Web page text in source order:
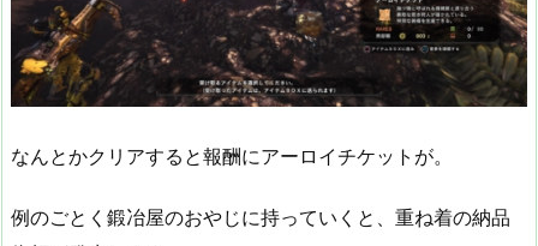
なんとかクリアすると報酬にアーロイチケットが。
例のごとく鍛冶屋のおやじに持っていくと、重ね着の納品